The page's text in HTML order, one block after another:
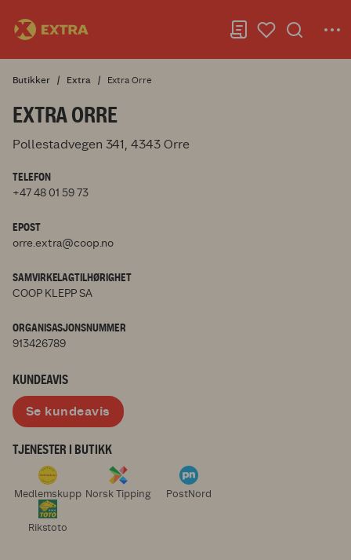
Butikker Extra Extra Orre
EXTRA ORRE
Pollestadvegen 341, 4343 Orre
TELEFON
+47 48 01 59 73
EPOST
orre.extra@coop.no
SAMVIRKELAGTILHØRIGHET
COOP KLEPP SA
ORGANISASJONSNUMMER
913426789
KUNDEAVIS
Se kundeavis
TJENESTER I BUTIKK
Medlemskupp Norsk Tipping PostNord
Rikstoto